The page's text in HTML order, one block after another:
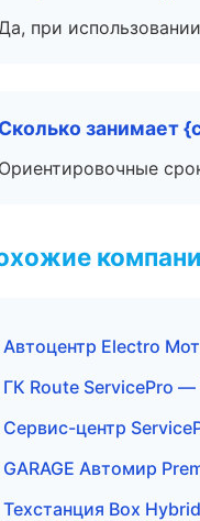
при
Сколько занимает
Ориентировочные
Автоцентр Electro
ГК Route ServicePro —
Сервис-центр
GARAGE Автомир
Техстанция Box